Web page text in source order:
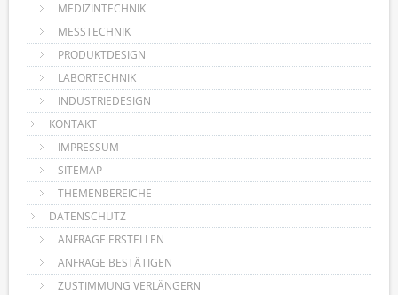
MEDIZINTECHNIK
MESSTECHNIK
PRODUKTDESIGN
LABORTECHNIK
INDUSTRIEDESIGN
KONTAKT
IMPRESSUM
SITEMAP
THEMENBEREICHE
DATENSCHUTZ
ANFRAGE ERSTELLEN
ANFRAGE BESTÄTIGEN
ZUSTIMMUNG VERLÄNGERN